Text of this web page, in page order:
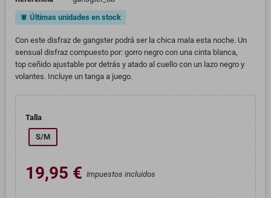
notifications_active Últimas unidades en stock
Con este disfraz de gangster podrá ser la chica mala esta noche. Un
sensual disfraz compuesto por: gorro negro con una cinta blanca,
top ceñido ajustable por detrás y atado al cuello con un lazo negro y
volantes. Incluye un tanga a juego.
Talla
S/M
19,95 € Impuestos incluidos